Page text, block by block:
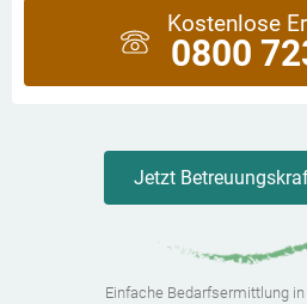
Kostenlose
0800
Jetzt
Einfache Bedarfsermittlung